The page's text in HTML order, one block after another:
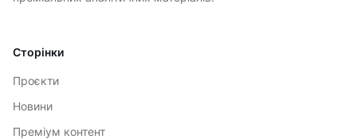
Сторінки
Проєкти
Новини
Преміум контент